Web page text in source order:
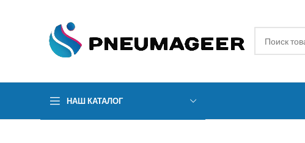
НАШ КАТАЛОГ